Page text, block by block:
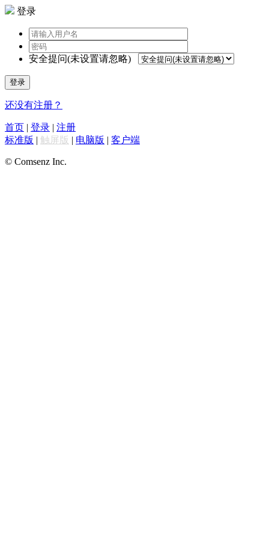
登录
安全提问(未设置请忽略)
登录
还没有注册？
首页 | 登录 | 注册
标准版 | 触屏版 | 电脑版 | 客户端
© Comsenz Inc.